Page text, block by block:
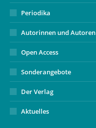
Periodika
Autorinnen und Autoren
Open Access
Sonderangebote
Der Verlag
Aktuelles